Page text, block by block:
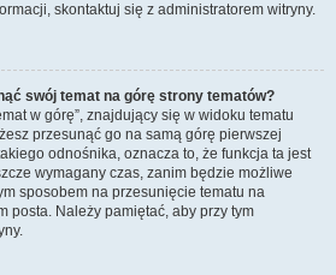
skontaktuj się z administratorem witryny.
swój temat na górę strony tematów?
w górę”, znajdujący się w widoku tematu
przesunąć go na samą górę pierwszej
odnośnika, oznacza to, że funkcja ta jest
wymagany czas, zanim będzie możliwe
sposobem na przesunięcie tematu na
posta. Należy pamiętać, aby przy tym